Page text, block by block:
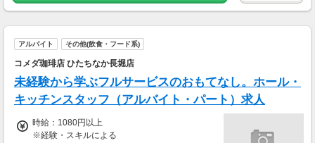
アルバイト その他(飲食・フード系)
コメダ珈琲店 ひたちなか長堀店
未経験から学ぶフルサービスのおもてなし。ホール・
キッチンスタッフ（アルバイト・パート）求人
時給：1080円以上
※経験・スキルによる